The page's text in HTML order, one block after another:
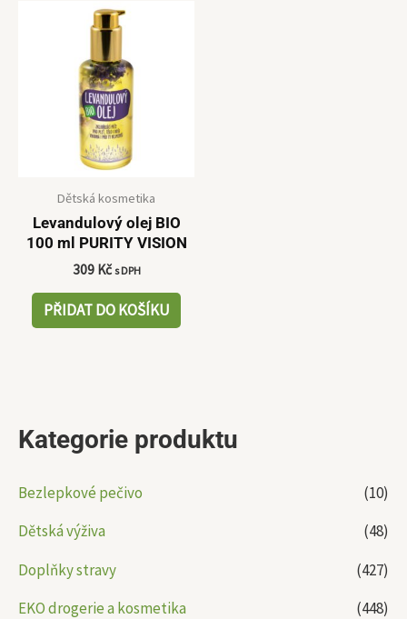
Kategorie produktu
Bezlepkové pečivo
(10)
Dětská výživa
(48)
Doplňky stravy
(427)
EKO drogerie a kosmetika
(448)
Dětská kosmetika
Levandulový olej BIO
100 ml PURITY VISION
309 Kč s DPH
PŘIDAT DO KOŠÍKU